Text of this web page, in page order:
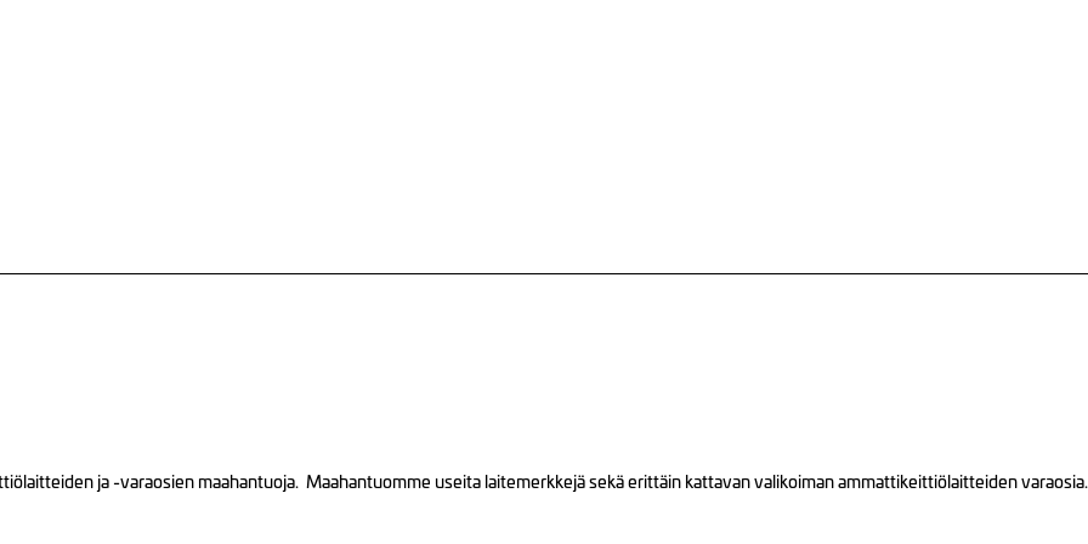
ja -varaosien maahantuoja. Maahantuomme useita laitemerkkejä sekä erittäin kattavan valikoiman ammattikeittiölaitteiden varaosia.